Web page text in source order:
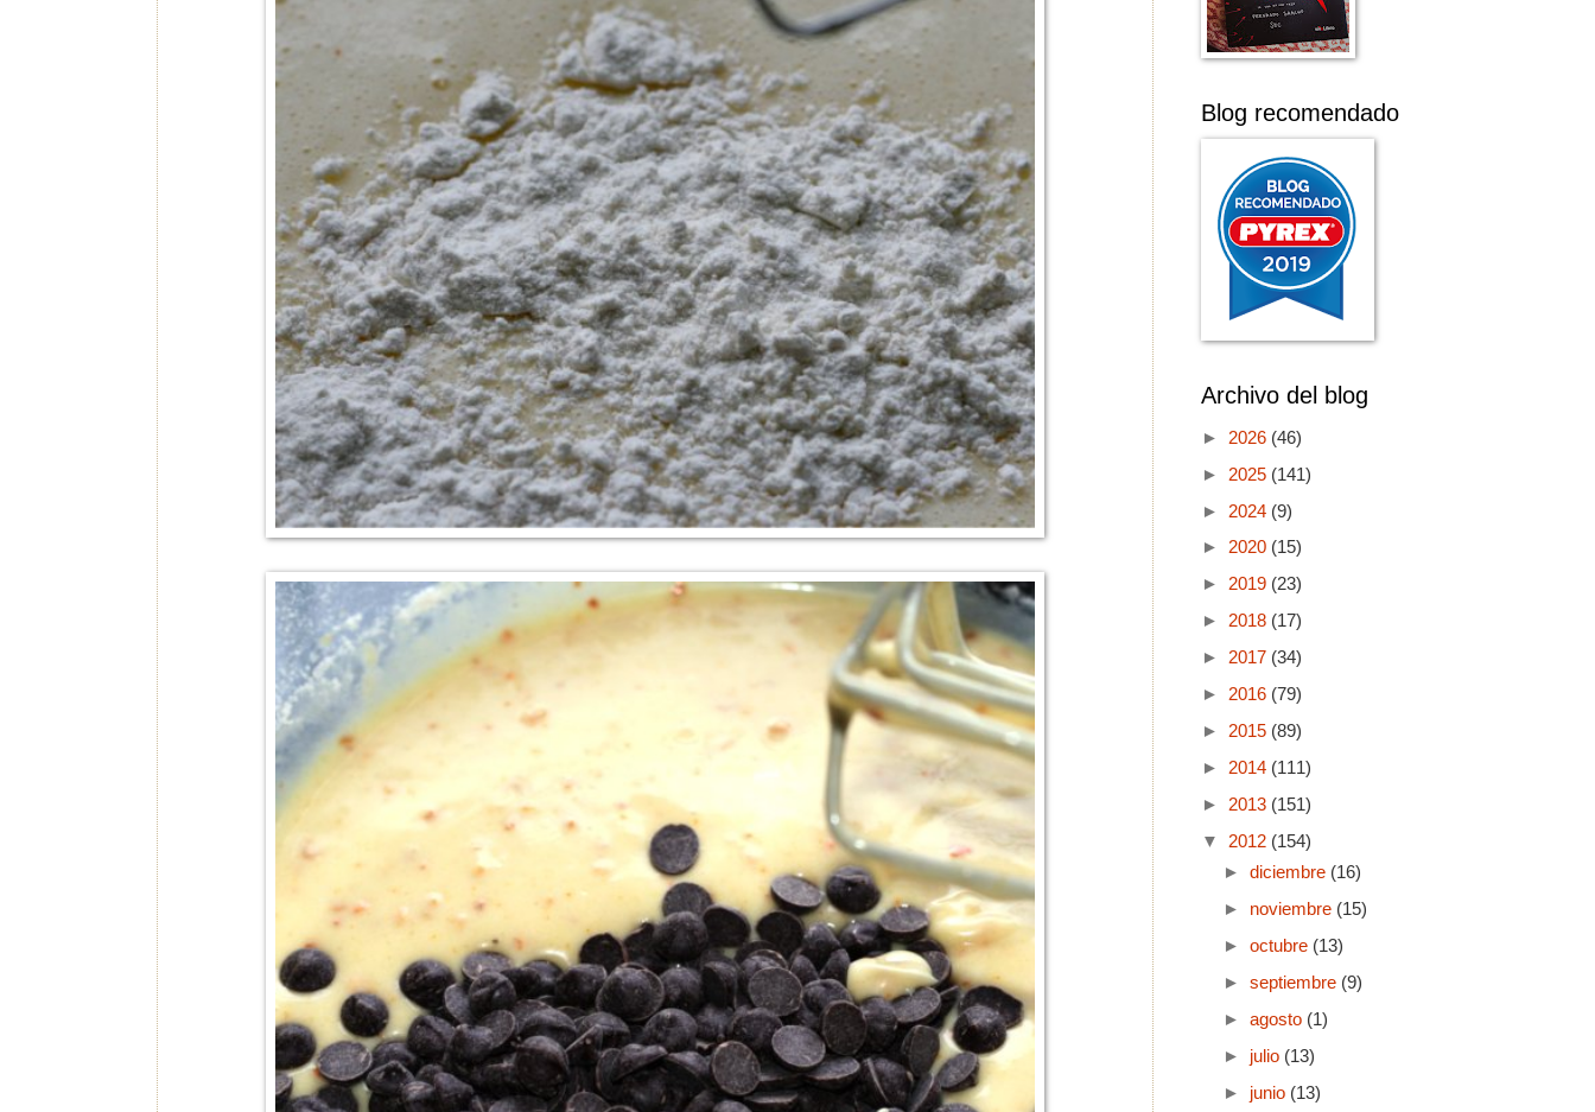
Blog recomendado
Archivo del blog
► 2026 (46)
► 2025 (141)
► 2024 (9)
► 2020 (15)
► 2019 (23)
► 2018 (17)
► 2017 (34)
► 2016 (79)
► 2015 (89)
► 2014 (111)
► 2013 (151)
▼ 2012 (154)
► diciembre (16)
► noviembre (15)
► octubre (13)
► septiembre (9)
► agosto (1)
► julio (13)
► junio (13)